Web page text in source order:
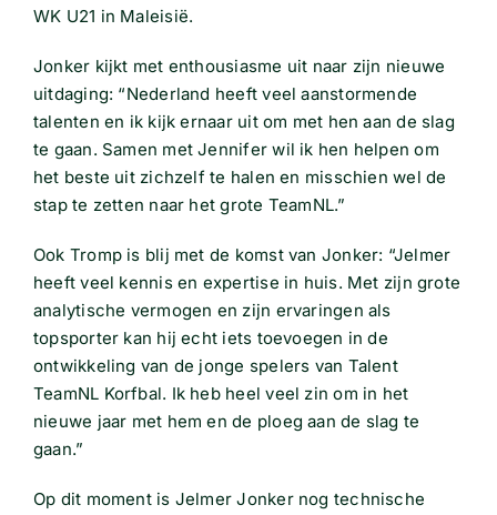
WK U21 in Maleisië.
Jonker kijkt met enthousiasme uit naar zijn nieuwe
uitdaging: “Nederland heeft veel aanstormende
talenten en ik kijk ernaar uit om met hen aan de slag
te gaan. Samen met Jennifer wil ik hen helpen om
het beste uit zichzelf te halen en misschien wel de
stap te zetten naar het grote TeamNL.”
Ook Tromp is blij met de komst van Jonker: “Jelmer
heeft veel kennis en expertise in huis. Met zijn grote
analytische vermogen en zijn ervaringen als
topsporter kan hij echt iets toevoegen in de
ontwikkeling van de jonge spelers van Talent
TeamNL Korfbal. Ik heb heel veel zin om in het
nieuwe jaar met hem en de ploeg aan de slag te
gaan.”
Op dit moment is Jelmer Jonker nog technische